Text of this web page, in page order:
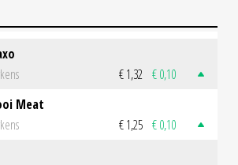
€ 1,32 € 0,10
Meat
€ 1,25 € 0,10